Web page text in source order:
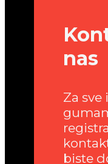
nas
Za
biste